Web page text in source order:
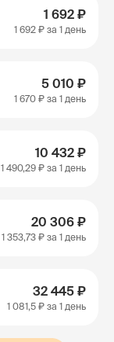
1 692 ₽
1 692 ₽ за 1 день
5 010 ₽
1 670 ₽ за 1 день
10 432 ₽
1 490,29 ₽ за 1 день
20 306 ₽
1 353,73 ₽ за 1 день
32 445 ₽
1 081,5 ₽ за 1 день